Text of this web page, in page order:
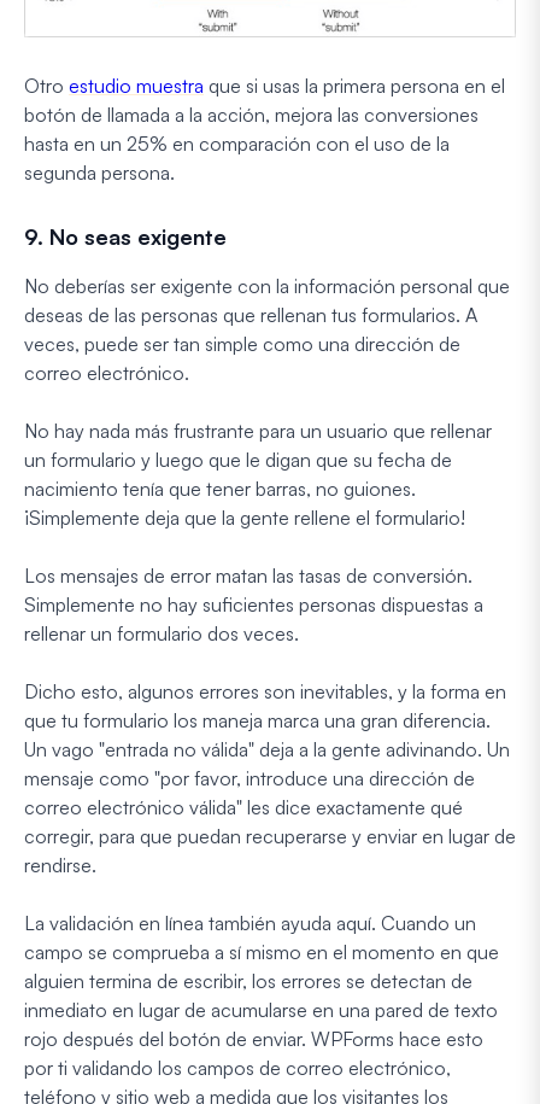
Otro estudio muestra que si usas la primera persona en el
botón de llamada a la acción, mejora las conversiones
hasta en un 25% en comparación con el uso de la
segunda persona.
9. No seas exigente
No deberías ser exigente con la información personal que
deseas de las personas que rellenan tus formularios. A
veces, puede ser tan simple como una dirección de
correo electrónico.
No hay nada más frustrante para un usuario que rellenar
un formulario y luego que le digan que su fecha de
nacimiento tenía que tener barras, no guiones.
¡Simplemente deja que la gente rellene el formulario!
Los mensajes de error matan las tasas de conversión.
Simplemente no hay suficientes personas dispuestas a
rellenar un formulario dos veces.
Dicho esto, algunos errores son inevitables, y la forma en
que tu formulario los maneja marca una gran diferencia.
Un vago "entrada no válida" deja a la gente adivinando. Un
mensaje como "por favor, introduce una dirección de
correo electrónico válida" les dice exactamente qué
corregir, para que puedan recuperarse y enviar en lugar de
rendirse.
La validación en línea también ayuda aquí. Cuando un
campo se comprueba a sí mismo en el momento en que
alguien termina de escribir, los errores se detectan de
inmediato en lugar de acumularse en una pared de texto
rojo después del botón de enviar. WPForms hace esto
por ti validando los campos de correo electrónico,
teléfono y sitio web a medida que los visitantes los